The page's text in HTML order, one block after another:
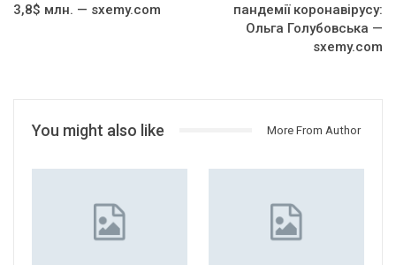
3,8$ млн. — sxemy.com
пандемії коронавірусу:
Ольга Голубовська —
sxemy.com
You might also like More From Author